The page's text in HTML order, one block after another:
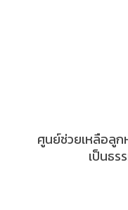
ศูนย์ช่วยเหลือลูก
เป็นธร